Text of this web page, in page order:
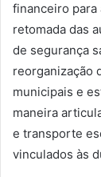
financeiro para
retomada das
de segurança
reorganização
municipais e
maneira
e transporte
vinculados às